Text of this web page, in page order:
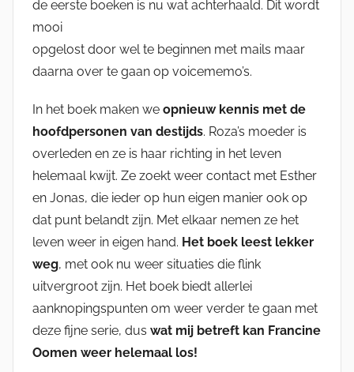
de eerste boeken is nu wat achterhaald. Dit wordt
mooi
opgelost door wel te beginnen met mails maar
daarna over te gaan op voicememo’s.
In het boek maken we opnieuw kennis met de
hoofdpersonen van destijds. Roza’s moeder is
overleden en ze is haar richting in het leven
helemaal kwijt. Ze zoekt weer contact met Esther
en Jonas, die ieder op hun eigen manier ook op
dat punt belandt zijn. Met elkaar nemen ze het
leven weer in eigen hand. Het boek leest lekker
weg, met ook nu weer situaties die flink
uitvergroot zijn. Het boek biedt allerlei
aanknopingspunten om weer verder te gaan met
deze fijne serie, dus wat mij betreft kan Francine
Oomen weer helemaal los!